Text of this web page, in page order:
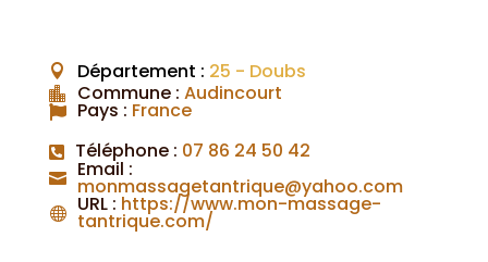
Le
massage
tantrique
Liste
Praticien.ne.s
Les
évènements
Actualités
Département : 25 - Doubs
Commune: Audincourt
Pays : France
Téléphone: 07 86 24 50 42
Email :
monmassagetantrique@yahoo.com
URL: https://www.mon-massage-
tantrique.com/